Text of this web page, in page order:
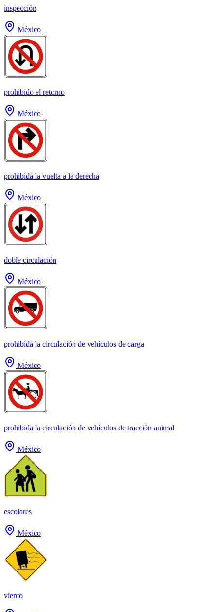
inspección
México
prohibido el retorno
México
prohibida la vuelta a la derecha
México
doble circulación
México
prohibida la circulación de vehículos de carga
México
prohibida la circulación de vehículos de tracción animal
México
escolares
México
viento